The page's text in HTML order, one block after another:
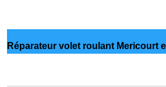
Réparateur volet roulant Mericourt